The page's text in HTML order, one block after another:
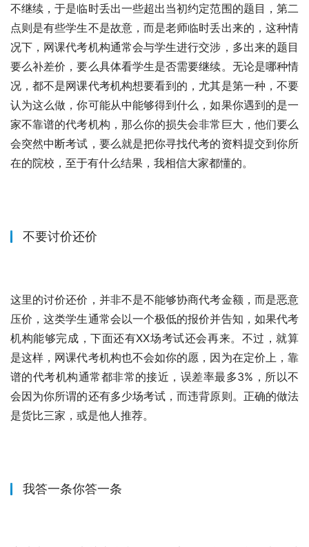
不继续，于是临时丢出一些超出当初约定范围的题目，第二
点则是有些学生不是故意，而是老师临时丢出来的，这种情
况下，网课代考机构通常会与学生进行交涉，多出来的题目
要么补差价，要么具体看学生是否需要继续。无论是哪种情
况，都不是网课代考机构想要看到的，尤其是第一种，不要
认为这么做，你可能从中能够得到什么，如果你遇到的是一
家不靠谱的代考机构，那么你的损失会非常巨大，他们要么
会突然中断考试，要么就是把你寻找代考的资料提交到你所
在的院校，至于有什么结果，我相信大家都懂的。
不要讨价还价
这里的讨价还价，并非不是不能够协商代考金额，而是恶意
压价，这类学生通常会以一个极低的报价并告知，如果代考
机构能够完成，下面还有XX场考试还会再来。不过，就算
是这样，网课代考机构也不会如你的愿，因为在定价上，靠
谱的代考机构通常都非常的接近，误差率最多3%，所以不
会因为你所谓的还有多少场考试，而违背原则。正确的做法
是货比三家，或是他人推荐。
我答一条你答一条